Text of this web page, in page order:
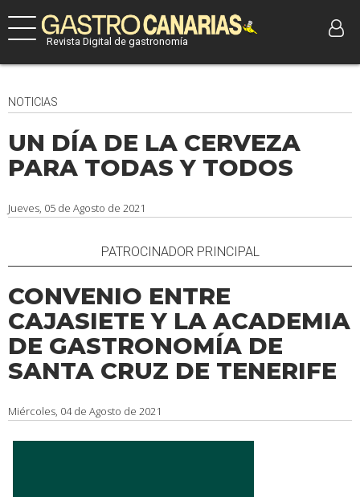
Revista Digital de gastronomía
NOTICIAS
UN DÍA DE LA CERVEZA
PARA TODAS Y TODOS
Jueves, 05 de Agosto de 2021
PATROCINADOR PRINCIPAL
CONVENIO ENTRE
CAJASIETE Y LA ACADEMIA
DE GASTRONOMÍA DE
SANTA CRUZ DE TENERIFE
Miércoles, 04 de Agosto de 2021